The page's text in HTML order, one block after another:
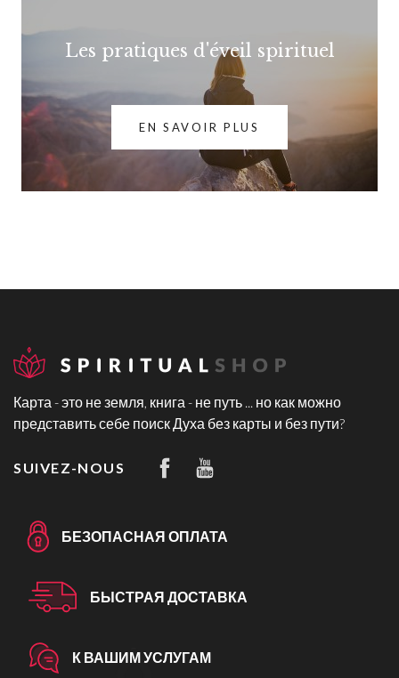
Les pratiques d'éveil spirituel
EN SAVOIR PLUS
Карта - это не земля, книга - не путь ... но как можно
представить себе поиск Духа без карты и без пути?
SUIVEZ-NOUS
БЕЗОПАСНАЯ ОПЛАТА
БЫСТРАЯ ДОСТАВКА
К ВАШИМ УСЛУГАМ